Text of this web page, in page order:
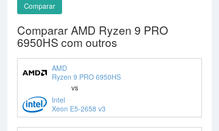
Comparar
Comparar AMD Ryzen 9 PRO
6950HS com outros
AMD
Ryzen 9 PRO 6950HS
vs
Intel
Xeon E5-2658 v3